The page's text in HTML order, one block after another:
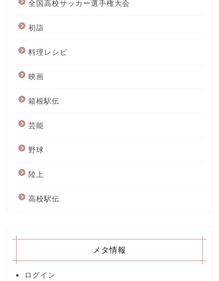
全国高校サッカー選手権大会
初詣
料理レシピ
映画
箱根駅伝
芸能
野球
陸上
高校駅伝
メタ情報
ログイン